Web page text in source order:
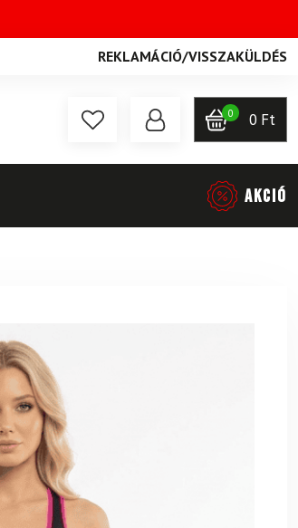
REKLAMÁCIÓ/VISSZAKÜLDÉS
0 0 Ft
AKCIÓ